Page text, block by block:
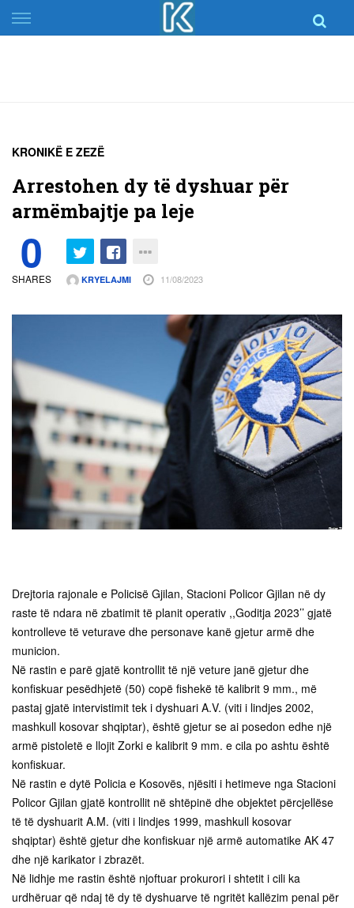
Skip
to
KRONIKË E ZEZË
Arrestohen dy të dyshuar për
armëmbajtje pa leje
0
SHARES KRYELAJMI 11/08/2023
Drejtoria rajonale e Policisë Gjilan, Stacioni Policor Gjilan në dy
raste të ndara në zbatimit të planit operativ ,,Goditja 2023’’ gjatë
kontrolleve të veturave dhe personave kanë gjetur armë dhe
municion.
Në rastin e parë gjatë kontrollit të një veture janë gjetur dhe
konfiskuar pesëdhjetë (50) copë fishekë të kalibrit 9 mm., më
pastaj gjatë intervistimit tek i dyshuari A.V. (viti i lindjes 2002,
mashkull kosovar shqiptar), është gjetur se ai posedon edhe një
armë pistoletë e llojit Zorki e kalibrit 9 mm. e cila po ashtu është
konfiskuar.
Në rastin e dytë Policia e Kosovës, njësiti i hetimeve nga Stacioni
Policor Gjilan gjatë kontrollit në shtëpinë dhe objektet përcjellëse
të të dyshuarit A.M. (viti i lindjes 1999, mashkull kosovar
shqiptar) është gjetur dhe konfiskuar një armë automatike AK 47
dhe një karikator i zbrazët.
Në lidhje me rastin është njoftuar prokurori i shtetit i cili ka
urdhëruar që ndaj të dy të dyshuarve të ngritët kallëzim penal për